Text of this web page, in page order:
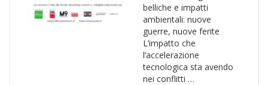
belliche e impatti
ambientali: nuove
guerre, nuove ferite
L’impatto che
l’accelerazione
tecnologica sta avendo
nei conflitti …